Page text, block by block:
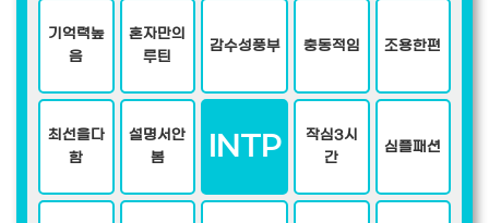
기억력높
음
혼자만의
루틴
감수성풍부 충동적임 조용한편
최선을다
함
설명서안
봄
INTP
작심3시
간
심플패션